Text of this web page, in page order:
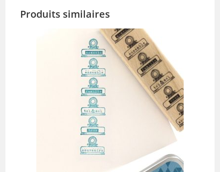
Produits similaires